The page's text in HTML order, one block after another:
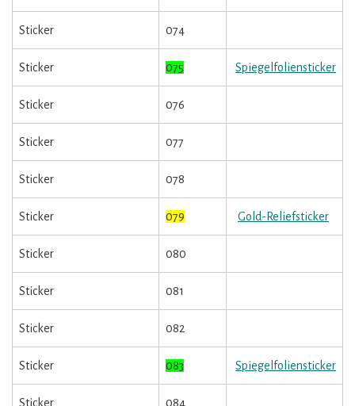
Sticker 074
Sticker 075 Spiegelfoliensticker
Sticker 076
Sticker 077
Sticker 078
Sticker 079 Gold-Reliefsticker
Sticker 080
Sticker 081
Sticker 082
Sticker 083 Spiegelfoliensticker
Sticker 084